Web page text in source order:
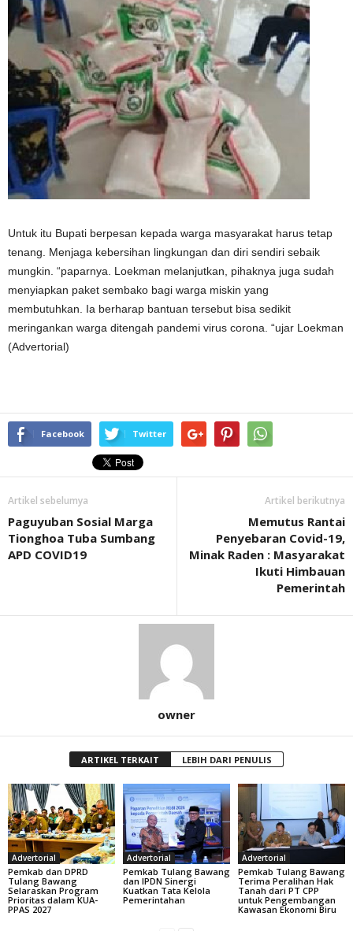
Untuk itu Bupati berpesan kepada warga masyarakat harus tetap
tenang. Menjaga kebersihan lingkungan dan diri sendiri sebaik
mungkin. “paparnya. Loekman melanjutkan, pihaknya juga sudah
menyiapkan paket sembako bagi warga miskin yang
membutuhkan. Ia berharap bantuan tersebut bisa sedikit
meringankan warga ditengah pandemi virus corona. “ujar Loekman
(Advertorial)
Facebook Twitter
Artikel sebelumya
Paguyuban Sosial Marga
Tionghoa Tuba Sumbang
APD COVID19
Artikel berikutnya
Memutus Rantai
Penyebaran Covid-19,
Minak Raden : Masyarakat
Ikuti Himbauan
Pemerintah
owner
ARTIKEL TERKAIT LEBIH DARI PENULIS
Advertorial
Pemkab dan DPRD
Tulang Bawang
Selaraskan Program
Prioritas dalam KUA-
PPAS 2027
Advertorial
Pemkab Tulang Bawang
dan IPDN Sinergi
Kuatkan Tata Kelola
Pemerintahan
Advertorial
Pemkab Tulang Bawang
Terima Peralihan Hak
Tanah dari PT CPP
untuk Pengembangan
Kawasan Ekonomi Biru